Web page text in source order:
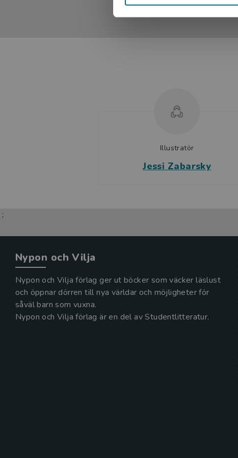
Illustratör
Jessi Zabarsky
;
Nypon och Vilja
Nypon och Vilja förlag ger ut böcker som väcker läslust
och öppnar dörren till nya världar och möjligheter för
såväl barn som vuxna.
Nypon och Vilja förlag är en del av Studentlitteratur.